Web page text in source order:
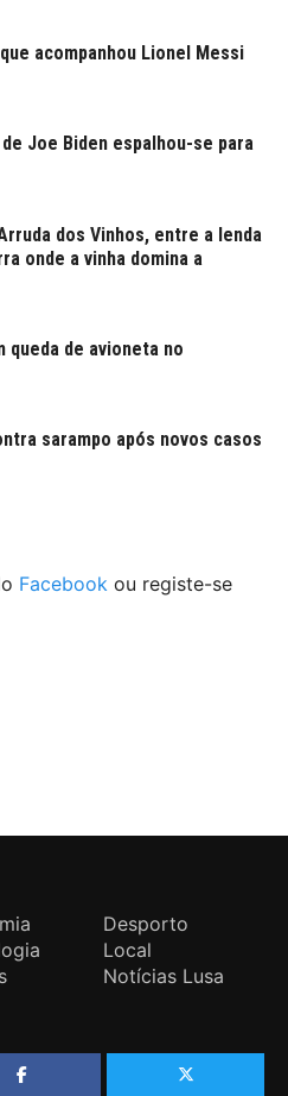
acompanhou Lionel Messi
Joe Biden espalhou-se para
dos Vinhos, entre a lenda
onde a vinha domina a
queda de avioneta no
sarampo após novos casos
Facebook ou registe-se
Desporto
Local
Notícias Lusa